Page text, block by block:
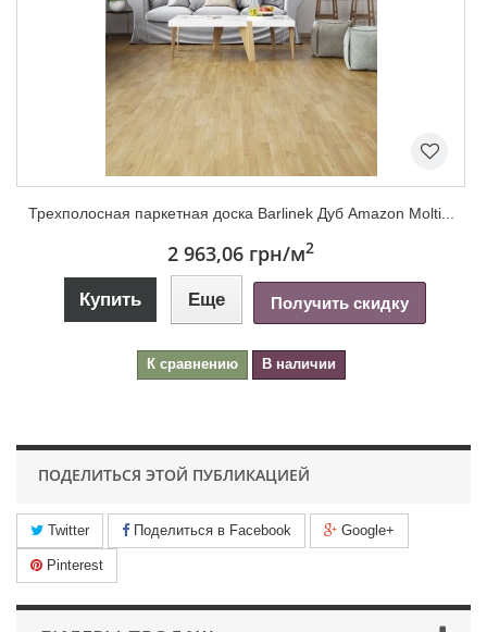
Трехполосная паркетная доска Barlinek Дуб Amazon Molti...
2 963,06 грн/м2
Купить Еще Получить скидку
К сравнению В наличии
ПОДЕЛИТЬСЯ ЭТОЙ ПУБЛИКАЦИЕЙ
Twitter Поделиться в Facebook Google+
Pinterest